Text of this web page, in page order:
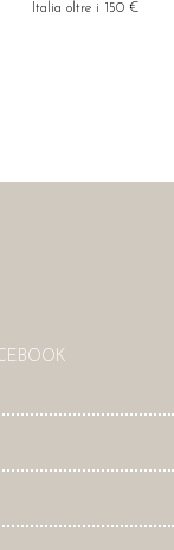
Italia oltre i 150 €